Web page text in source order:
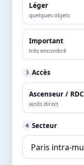
Léger
quelques objets
Important
très encombré
3 Accès
Ascenseur / RDC
accès direct
4 Secteur